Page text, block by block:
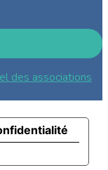
des associations